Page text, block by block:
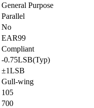
General Purpose
Parallel
No
EAR99
Compliant
-0.75LSB(Typ)
±1LSB
Gull-wing
105
700